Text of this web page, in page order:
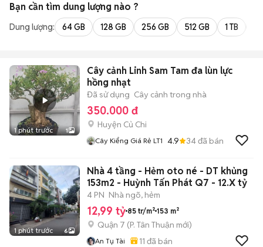
Bạn cần tìm dung lượng nào ?
Dung lượng: 64 GB 128 GB 256 GB 512 GB 1 TB
1 phút trước 1
Cây cảnh Linh Sam Tam đa lùn lực
hồng nhạt
Đã sử dụng Cây cảnh trong nhà
350.000 đ
Huyện Củ Chi
Cây Kiểng Giá Rẻ LT1 4.9 34đã bán
1 phút trước 6
Nhà 4 tầng - Hẻm oto né - DT khủng
153m2 - Huỳnh Tấn Phát Q7 - 12.X tỷ
4 PN Nhà ngõ, hẻm
12,99 tỷ 85 tr/m² 153 m²
Quận 7 (P. Tân Thuận mới)
An Tụ Tài 11 đã bán